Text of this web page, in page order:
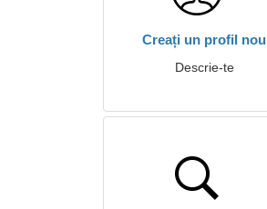
Creați un profil nou
Descrie-te